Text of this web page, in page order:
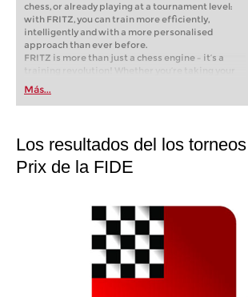
chess, or already playing at a tournament level:
with FRITZ, you can train more efficiently,
intelligently and with a more personalised
approach than ever before.
FRITZ is more than just a chess engine – it’s a
training revolution! Whether you’re taking your
first steps into the world of club chess, or already
playing at a tournament level: with FRITZ, you can
train more efficiently, intelligently and with a
Más...
Los resultados del los
Prix de la FIDE